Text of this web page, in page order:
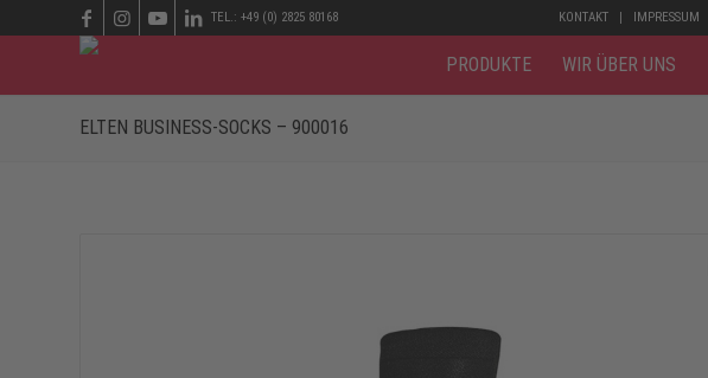
KONTAKT IMPRESSUM
TEL.: +49 (0) 2825 80168
PRODUKTE WIR ÜBER UNS
ELTEN BUSINESS-SOCKS – 900016